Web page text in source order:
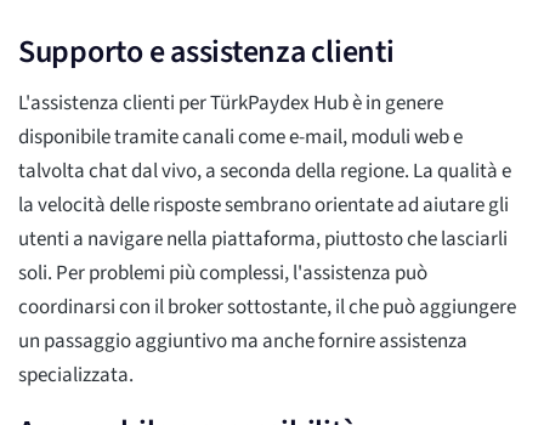
Supporto e assistenza clienti
L'assistenza clienti per TürkPaydex Hub è in genere
disponibile tramite canali come e-mail, moduli web e
talvolta chat dal vivo, a seconda della regione. La qualità e
la velocità delle risposte sembrano orientate ad aiutare gli
utenti a navigare nella piattaforma, piuttosto che lasciarli
soli. Per problemi più complessi, l'assistenza può
coordinarsi con il broker sottostante, il che può aggiungere
un passaggio aggiuntivo ma anche fornire assistenza
specializzata.